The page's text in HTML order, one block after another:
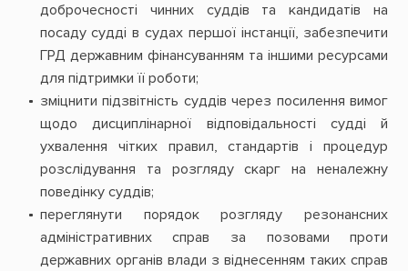
доброчесності чинних суддів та кандидатів на
посаду судді в судах першої інстанції, забезпечити
ГРД державним фінансуванням та іншими ресурсами
для підтримки її роботи;
зміцнити підзвітність суддів через посилення вимог
щодо дисциплінарної відповідальності судді й
ухвалення чітких правил, стандартів і процедур
розслідування та розгляду скарг на неналежну
поведінку суддів;
переглянути порядок розгляду резонансних
адміністративних справ за позовами проти
державних органів влади з віднесенням таких справ